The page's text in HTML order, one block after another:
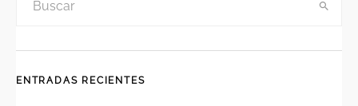
ENTRADAS RECIENTES